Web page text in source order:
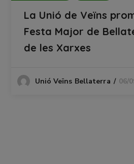
La Unió de Veïns
Festa Major de
de les Xarxes
Unió Veïns Bellaterra 06/